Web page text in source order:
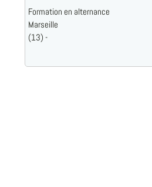
Formation en alternance
Marseille
(13) -